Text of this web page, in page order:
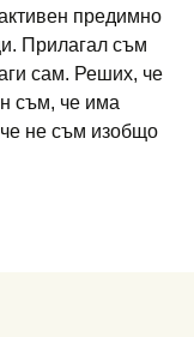
предимно
Прилагал съм
сам. Реших, че
съм, че има
не съм изобщо